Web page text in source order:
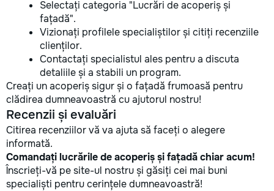
Selectați categoria "Lucrări de acoperiș și
fațadă".
Vizionați profilele specialiștilor și citiți recenziile
clienților.
Contactați specialistul ales pentru a discuta
detaliile și a stabili un program.
Creați un acoperiș sigur și o fațadă frumoasă pentru
clădirea dumneavoastră cu ajutorul nostru!
Recenzii și evaluări
Citirea recenziilor vă va ajuta să faceți o alegere
informată.
Comandați lucrările de acoperiș și fațadă chiar acum!
Înscrieți-vă pe site-ul nostru și găsiți cei mai buni
specialiști pentru cerințele dumneavoastră!